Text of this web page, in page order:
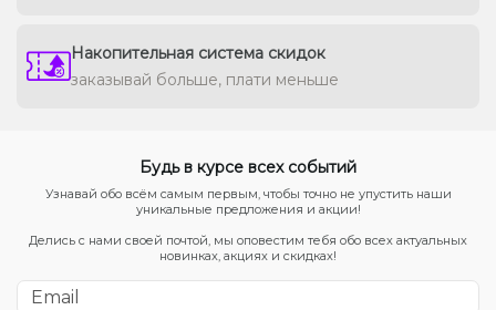
Накопительная система скидок
заказывай больше, плати меньше
Будь в курсе всех событий
Узнавай обо всём самым первым, чтобы точно не упустить наши
уникальные предложения и акции!
Делись с нами своей почтой, мы оповестим тебя обо всех актуальных
новинках, акциях и скидках!